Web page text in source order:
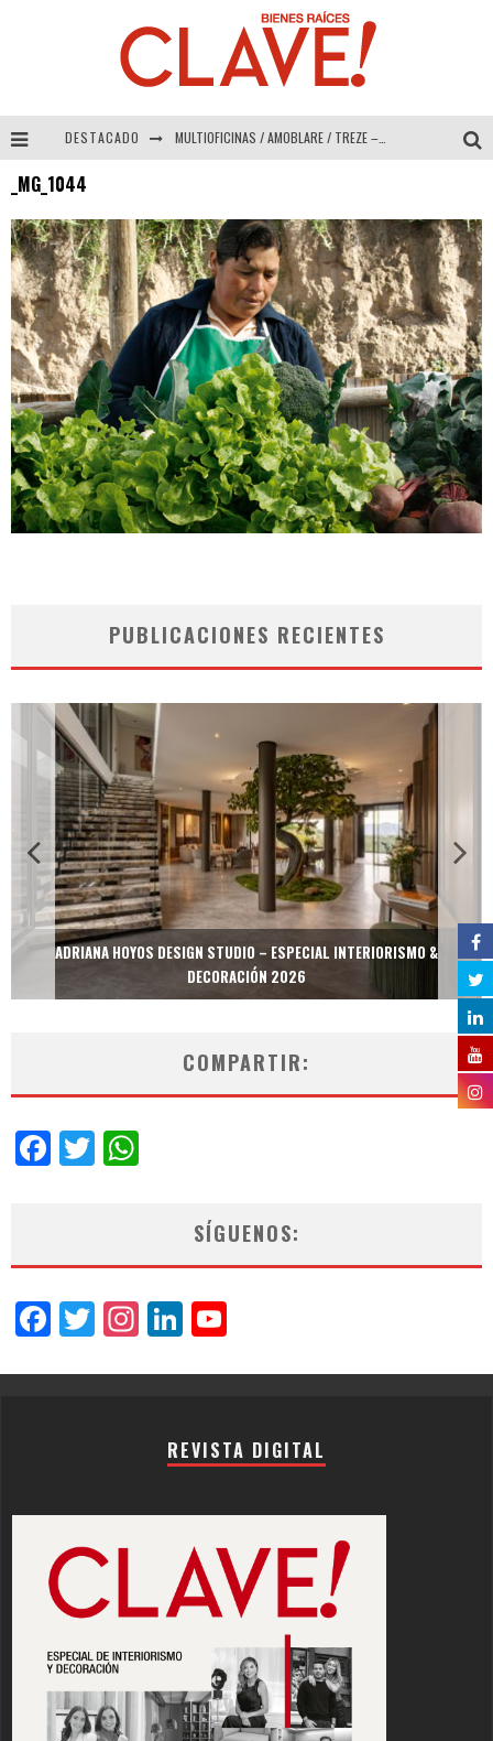
DESTACADO MULTIOFICINAS / AMOBLARE / TREZE – Especial Interiorismo & Decoración 2026
COLINEAL – Especial Interiorismo & Decoración 2026
ADRIANA HOYOS DESIGN STUDIO – Especial Interiorismo & Decoración 2026
_MG_1044
PUBLICACIONES RECIENTES
ADRIANA HOYOS DESIGN STUDIO – ESPECIAL INTERIORISMO &
DECORACIÓN 2026
COMPARTIR:
Facebook
Twitter
SÍGUENOS:
Facebook
Twitter
Instagram
LinkedIn
REVISTA DIGITAL